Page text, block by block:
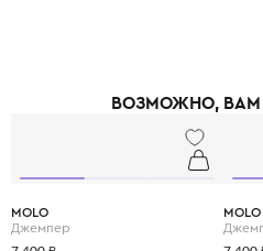
Выбирая Stone Island Kids, вы
защитит его в любую погоду и
ВОЗМОЖНО, ВАМ
MOLO
Джемпер
MOLO